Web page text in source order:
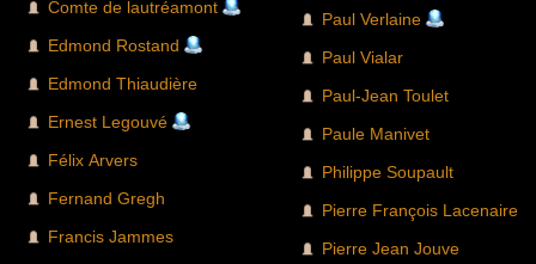
Comte de lautréamont
Edmond Rostand
Edmond Thiaudière
Ernest Legouvé
Félix Arvers
Fernand Gregh
Francis Jammes
Paul Verlaine
Paul Vialar
Paul-Jean Toulet
Paule Manivet
Philippe Soupault
Pierre François Lacenaire
Pierre Jean Jouve